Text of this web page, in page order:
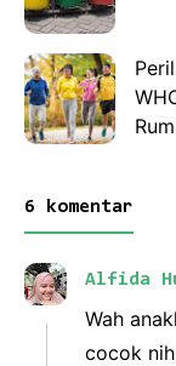
6 komentar
Alfida
Wah
cocok